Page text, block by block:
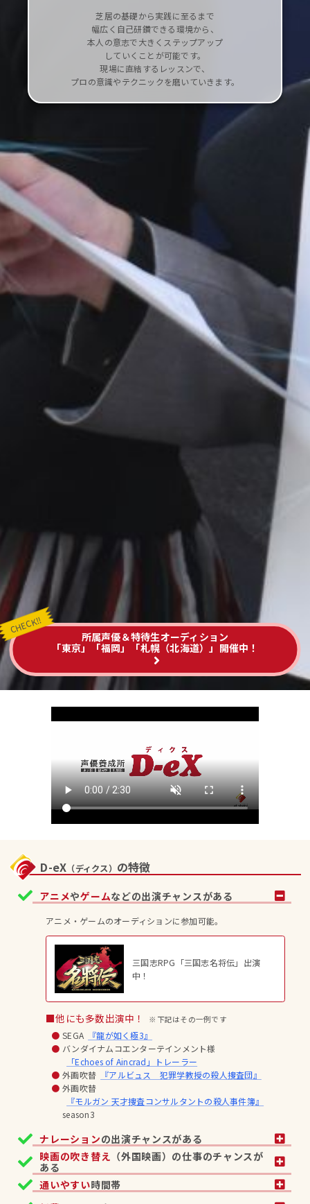
芝居の基礎から実践に至るまで
幅広く自己研鑽できる環境から、
本人の意志で大きくステップアップ
していくことが可能です。
現場に直結するレッスンで、
プロの意識やテクニックを磨いていきます。
所属声優＆特待生オーディション
「東京」「福岡」「札幌（北海道）」 開催中！
D-eX （ディクス） の特徴
アニメやゲームなどの出演チャンスがある
アニメ・ゲームのオーディションに参加可能。
三国志RPG「三国志名将伝」出演
中！
■他にも多数出演中！ ※下記はその一例です
SEGA
『龍が如く極3』
バンダイナムコエンターテインメント様
「Echoes of Aincrad」トレーラー
外画吹替
『アルビュス 犯罪学教授の殺人捜査団』
外画吹替
『モルガン 天才捜査コンサルタントの殺人事件簿』
season3
ナレーションの出演チャンスがある
映画の吹き替え （外国映画）の仕事のチャンスが
ある
通いやすい時間帯